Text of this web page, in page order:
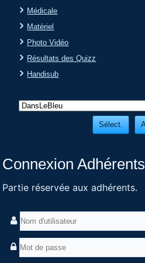
Médicale
Matériel
Photo Vidéo
Résultats des Quizz
Handisub
Connexion Adhérents
Partie réservée aux adhérents.